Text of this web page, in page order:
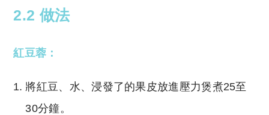
2.2 做法
紅豆蓉：
將紅豆、水、浸發了的果皮放進壓力煲煮25至
30分鐘。